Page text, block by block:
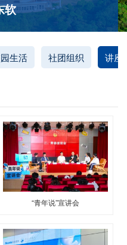
软
生活 社团组织 讲座
“青年说”宣讲会